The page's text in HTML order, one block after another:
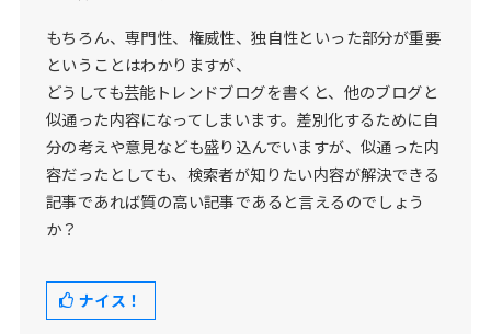
もちろん、専門性、権威性、独自性といった部分が重要
ということはわかりますが、
どうしても芸能トレンドブログを書くと、他のブログと
似通った内容になってしまいます。差別化するために自
分の考えや意見なども盛り込んでいますが、似通った内
容だったとしても、検索者が知りたい内容が解決できる
記事であれば質の高い記事であると言えるのでしょう
か？
ナイス！